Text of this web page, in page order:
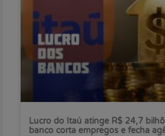
Lucro do Itaú atinge R$ 24,7
banco corta empregos e fecha